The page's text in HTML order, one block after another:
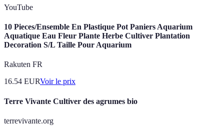
YouTube
10 Pieces/Ensemble En Plastique Pot Paniers Aquarium
Aquatique Eau Fleur Plante Herbe Cultiver Plantation
Decoration S/L Taille Pour Aquarium
Rakuten FR
16.54 EURVoir le prix
Terre Vivante Cultiver des agrumes bio
terrevivante.org